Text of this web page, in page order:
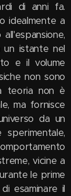
di anni fa.
idealmente a
istante nel
e il volume
non sono
teoria non è
ma fornisce
da un
vicine a
le prime
esaminare il